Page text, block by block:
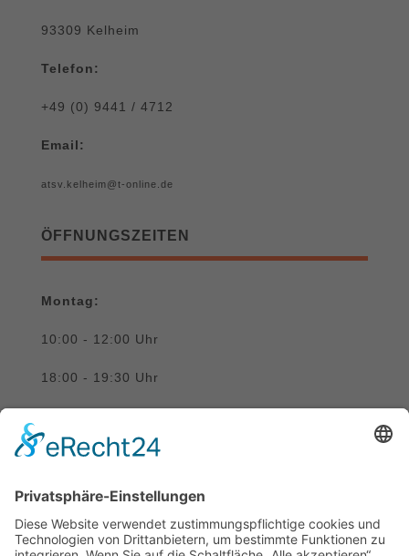
93309 Kelheim
Telefon:
+49 (0) 9441 / 4712
Email:
atsv.kelheim@t-online.de
ÖFFNUNGSZEITEN
Montag:
10:00 - 12:00 Uhr
18:00 - 19:30 Uhr
Donnerstag:
10:00 - 12:00 Uhr
SUCHE